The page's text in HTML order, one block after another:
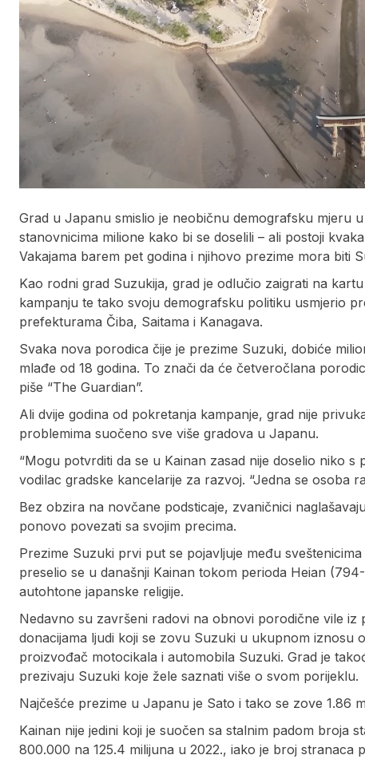
​Grad u Japanu smislio je neobičnu demografsku mjeru
stanovnicima milione kako bi se doselili – ali postoji
Vakajama barem pet godina i njihovo prezime mora biti
Kao rodni grad Suzukija, grad je odlučio zaigrati na
kampanju te tako svoju demografsku politiku usmjerio
prefekturama Čiba, Saitama i Kanagava.
Svaka nova porodica čije je prezime Suzuki, dobiće
mlađe od 18 godina. To znači da će četveročlana
piše “The Guardian”.
Ali dvije godina od pokretanja kampanje, grad nije
problemima suočeno sve više gradova u Japanu.
“Mogu potvrditi da se u Kainan zasad nije doselio niko
vodilac gradske kancelarije za razvoj. “Jedna se osoba
Bez obzira na novčane podsticaje, zvaničnici
ponovo povezati sa svojim precima.
Prezime Suzuki prvi put se pojavljuje među
preselio se u današnji Kainan tokom perioda Heian
autohtone japanske religije.
Nedavno su završeni radovi na obnovi porodične vile iz
donacijama ljudi koji se zovu Suzuki u ukupnom iznosu
proizvođač motocikala i automobila Suzuki. Grad je
prezivaju Suzuki koje žele saznati više o svom porijeklu.
Najčešće prezime u Japanu je Sato i tako se zove 1.86
Kainan nije jedini koji je suočen sa stalnim padom broja
800.000 na 125.4 milijuna u 2022., iako je broj